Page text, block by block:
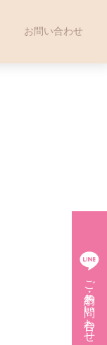
お問い合わせ
ご予約・お問い合わせ